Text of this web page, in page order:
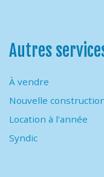
Autres
À vendre
Nouvelle
Location à l'année
Syndic